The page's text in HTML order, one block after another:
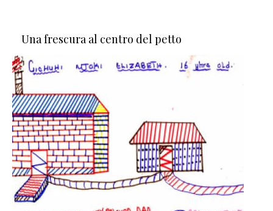
Una frescura al centro del petto